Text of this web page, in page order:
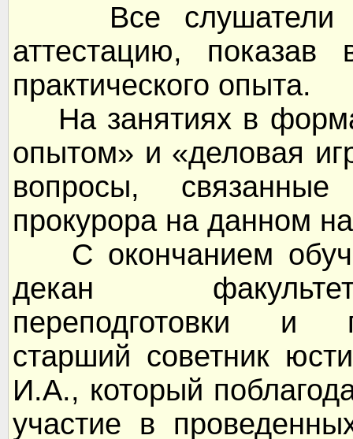
Все слушатели
аттестацию,
практического опыта.
На занятиях в
опытом» и «деловая
вопросы,
прокурора на данном
С окончанием
декан
переподготовки и
старший советник
И.А., который
участие в